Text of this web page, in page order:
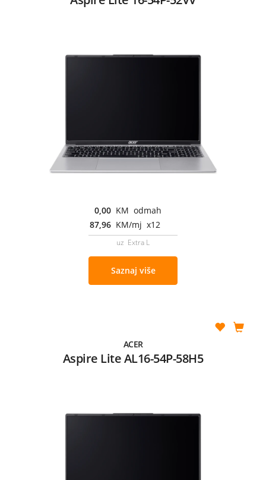
0,00 KM odmah
87,96 KM/mj x12
uz Extra L
Saznaj više
ACER
Aspire Lite AL16-54P-58H5